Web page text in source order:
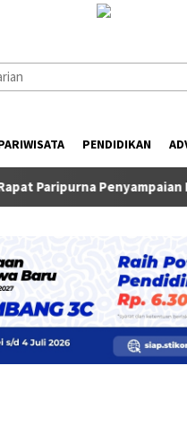
PENDIDIKAN
Rancangan KUA-